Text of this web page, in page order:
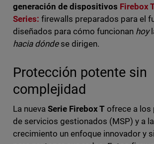
generación de dispositivos Firebox
Series: firewalls preparados para el
diseñados para cómo funcionan hoy
hacia dóndese dirigen.
Protección potente sin
complejidad
La nueva Serie Firebox T ofrece a los
de servicios gestionados (MSP) y a
crecimiento un enfoque innovador y